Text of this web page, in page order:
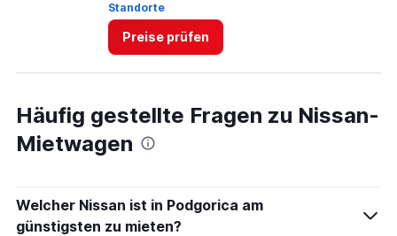
Standorte
Preise prüfen
Häufig gestellte Fragen zu Nissan-
Mietwagen
Welcher Nissan ist in Podgorica am
günstigsten zu mieten?